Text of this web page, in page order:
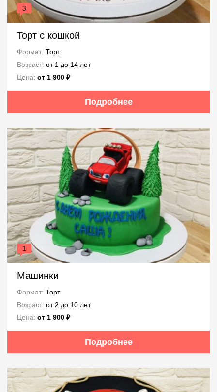
3
Торт с кошкой
Формат: Торт
Возраст: от 1 до 14 лет
Цена: от 1 900 ₽
Подробнее
1
Машинки
Формат: Торт
Возраст: от 2 до 10 лет
Цена: от 1 900 ₽
Подробнее